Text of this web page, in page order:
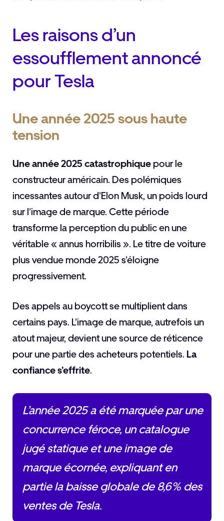
Les raisons d’un
essoufflement annoncé
pour Tesla
Une année 2025 sous haute
tension
Une année 2025 catastrophique pour le
constructeur américain. Des polémiques
incessantes autour d’Elon Musk, un poids lourd
sur l’image de marque. Cette période
transforme la perception du public en une
véritable « annus horribilis ». Le titre de voiture
plus vendue monde 2025 s’éloigne
progressivement.
Des appels au boycott se multiplient dans
certains pays. L’image de marque, autrefois un
atout majeur, devient une source de réticence
pour une partie des acheteurs potentiels. La
confiance s’effrite.
L’année 2025 a été marquée par une
concurrence féroce, un catalogue
jugé statique et une image de
marque écornée, expliquant en
partie la baisse globale de 8,6% des
ventes de Tesla.